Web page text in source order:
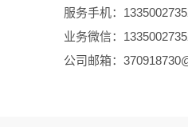
服务手机：
业务微信：
公司邮箱：